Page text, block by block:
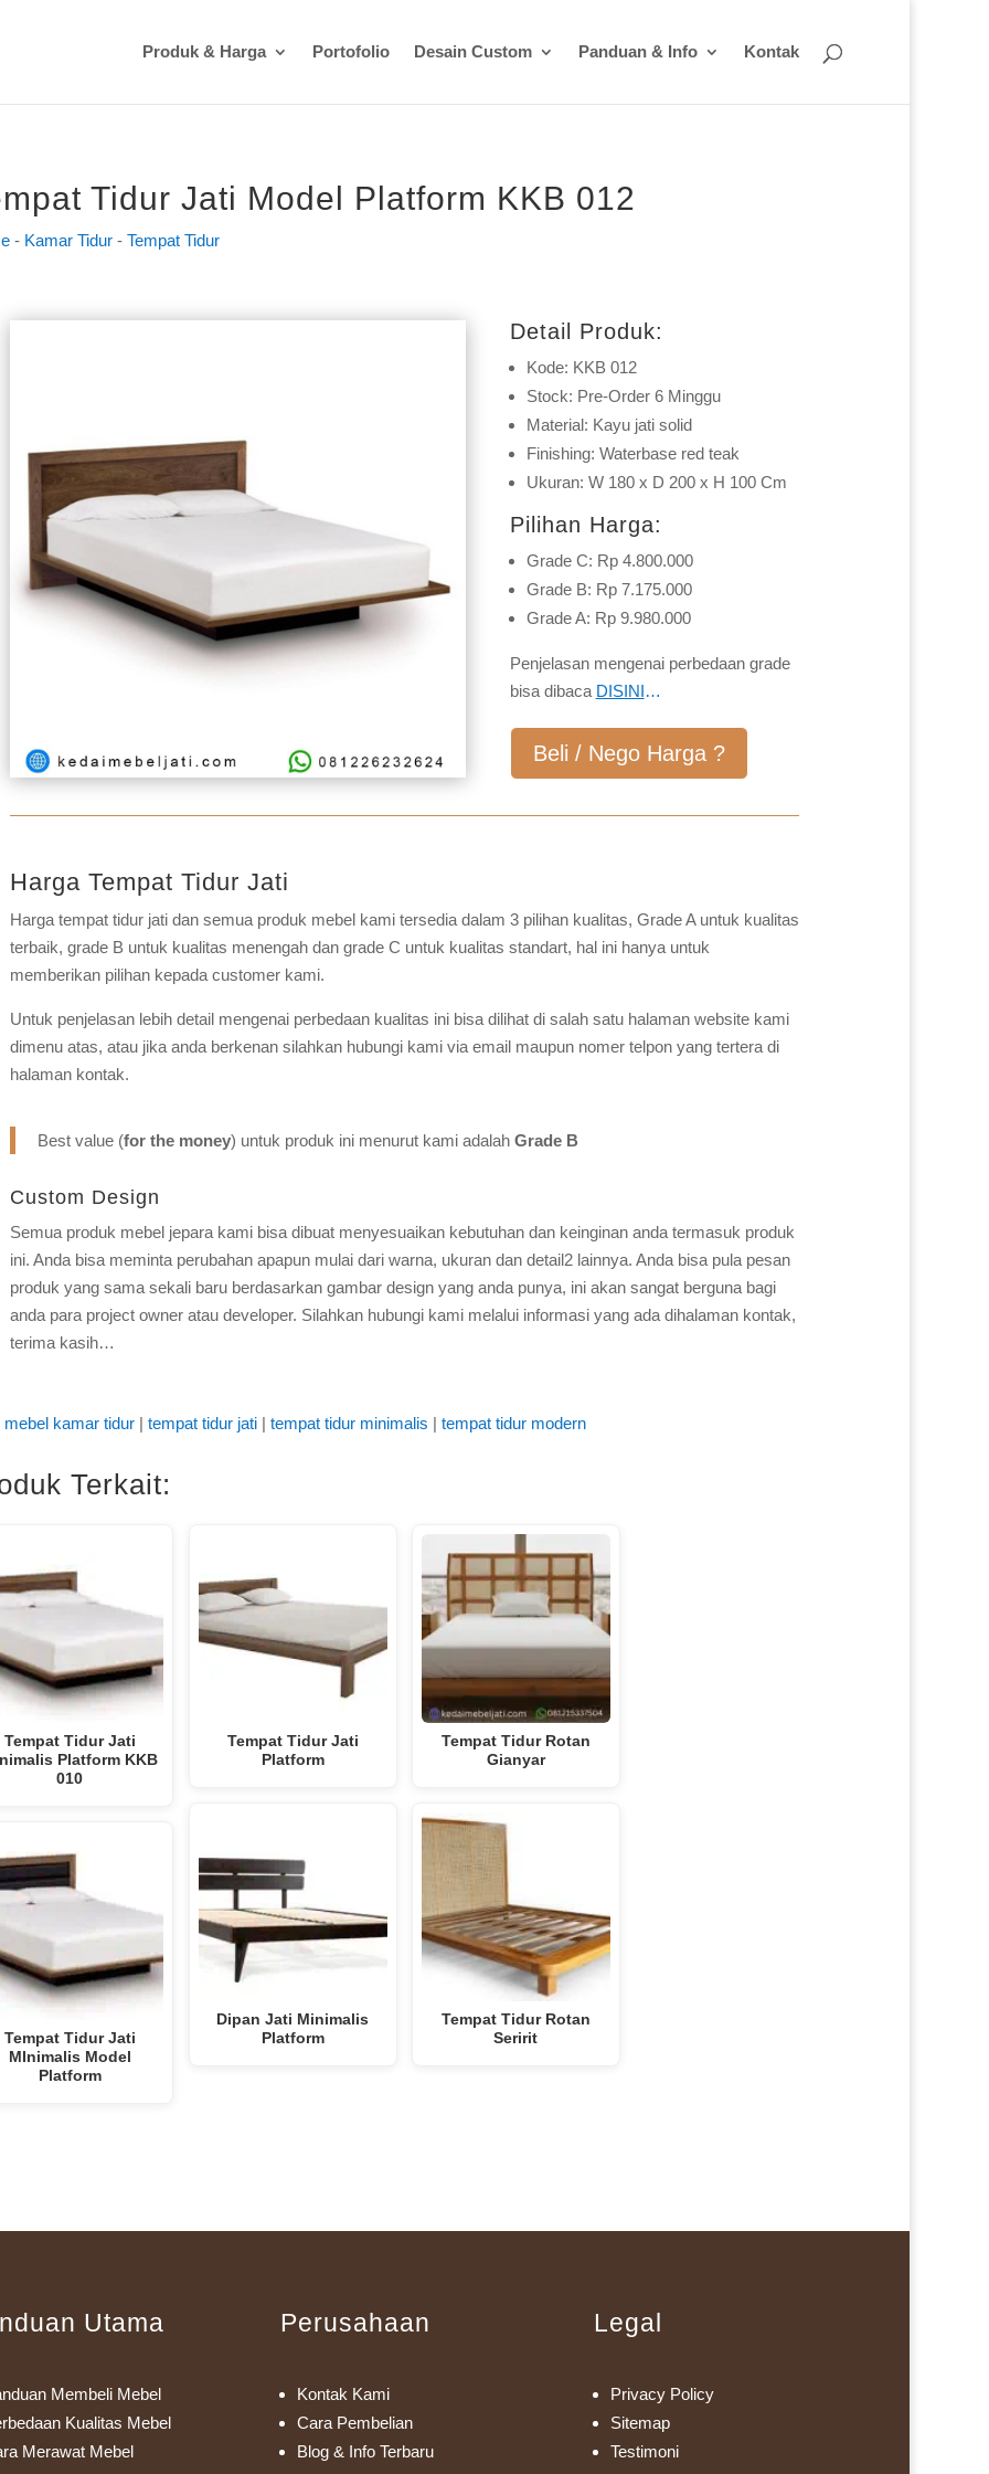
Produk & Harga Portofolio Desain Custom Panduan & Info Kontak
Tidur Jati Model Platform KKB 012
- Kamar Tidur- Tempat Tidur
Detail Produk:
Kode: KKB 012
Stock: Pre-Order 6 Minggu
Material: Kayu jati solid
Finishing: Waterbase red teak
Ukuran: W 180 x D 200 x H 100 Cm
Pilihan Harga:
Grade C: Rp 4.800.000
Grade B: Rp 7.175.000
Grade A: Rp 9.980.000
Penjelasan mengenai perbedaan grade
bisa dibaca DISINI…
Beli / Nego Harga ?
Harga Tempat Tidur Jati
Harga tempat tidur jati dan semua produk mebel kami tersedia dalam 3 pilihan kualitas, Grade A untuk kualitas
terbaik, grade B untuk kualitas menengah dan grade C untuk kualitas standart, hal ini hanya untuk
memberikan pilihan kepada customer kami.
Untuk penjelasan lebih detail mengenai perbedaan kualitas ini bisa dilihat di salah satu halaman website kami
dimenu atas, atau jika anda berkenan silahkan hubungi kami via email maupun nomer telpon yang tertera di
halaman kontak.
Best value (for the money) untuk produk ini menurut kami adalah Grade B
Custom Design
Semua produk mebel jepara kami bisa dibuat menyesuaikan kebutuhan dan keinginan anda termasuk produk
ini. Anda bisa meminta perubahan apapun mulai dari warna, ukuran dan detail2 lainnya. Anda bisa pula pesan
produk yang sama sekali baru berdasarkan gambar design yang anda punya, ini akan sangat berguna bagi
anda para project owner atau developer. Silahkan hubungi kami melalui informasi yang ada dihalaman kontak,
terima kasih…
mebel kamar tidur| tempat tidur jati| tempat tidur minimalis | tempat tidur modern
Terkait:
Tempat Tidur Jati
Platform KKB
010
Tempat Tidur Jati
MInimalis Model
Platform
Tempat Tidur Jati
Platform
Dipan Jati Minimalis
Platform
Tempat Tidur Rotan
Gianyar
Tempat Tidur Rotan
Seririt
Utama
Membeli Mebel
Kualitas Mebel
Merawat Mebel
Perusahaan
Kontak Kami
Cara Pembelian
Blog & Info Terbaru
Legal
Privacy Policy
Sitemap
Testimoni